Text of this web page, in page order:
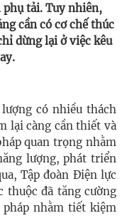
phụ tải. Tuy nhiên,
cần có cơ chế thúc
dừng lại ở việc kêu
có nhiều thách
lại càng cần thiết và
quan trọng nhằm
lượng, phát triển
Tập đoàn Điện lực
thuộc đã tăng cường
nhằm tiết kiệm